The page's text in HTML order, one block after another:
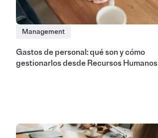
Management
Gastos de personal: qué son y cómo
gestionarlos desde Recursos Humanos